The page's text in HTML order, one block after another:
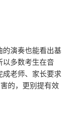
演奏也能看出基
以多数考生在音
老师、家长要求
的，更别提有效